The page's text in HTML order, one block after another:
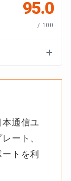
95.0
/ 100
通信ユ
ート、
トを利